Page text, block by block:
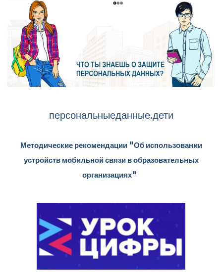
персональныеданные.дети
Методические рекомендации "Об использовании
устройств мобильной связи в образовательных
организациях"